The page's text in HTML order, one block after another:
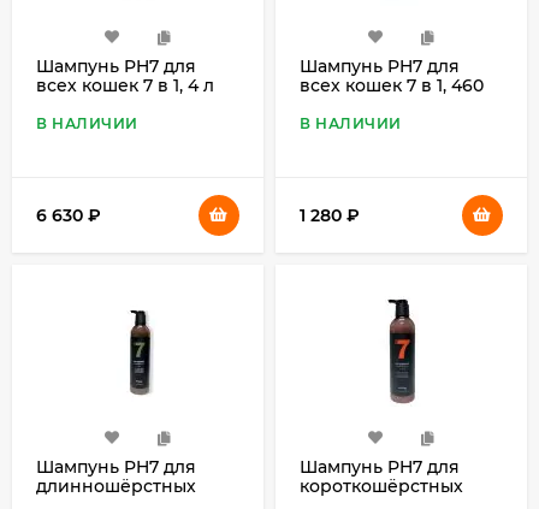
Шампунь PH7 для
всех кошек 7 в 1, 4 л
В НАЛИЧИИ
6 630 ₽
Шампунь PH7 для
всех кошек 7 в 1, 460
В НАЛИЧИИ
1 280 ₽
Шампунь PH7 для
длинношёрстных
Шампунь PH7 для
короткошёрстных